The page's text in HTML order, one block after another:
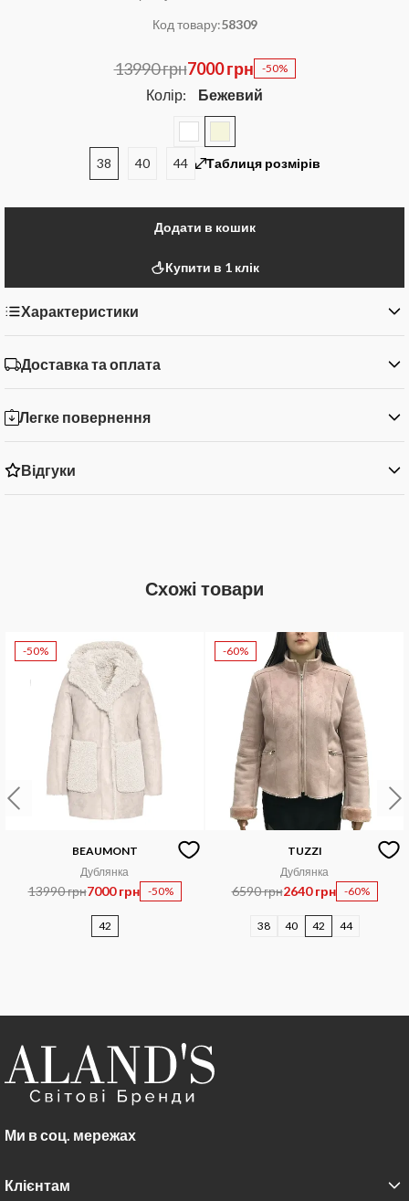
Код товару:58309
13990 грн7000 грн -50%
Колір: Бежевий
38 40 44 Таблиця розмірів
Додати в кошик
Купити в 1 клік
Характеристики
Доставка та оплата
Легке повернення
Відгуки
Схожі товари
-50%
BEAUMONT
Дублянка
13990 грн7000 грн -50%
42
-60%
TUZZI
Дублянка
6590 грн2640 грн -60%
38 40 42 44
Ми в соц. мережах
Клієнтам